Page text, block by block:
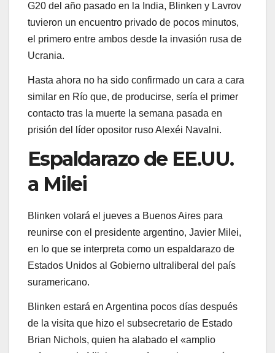
G20 del año pasado en la India, Blinken y Lavrov
tuvieron un encuentro privado de pocos minutos,
el primero entre ambos desde la invasión rusa de
Ucrania.
Hasta ahora no ha sido confirmado un cara a cara
similar en Río que, de producirse, sería el primer
contacto tras la muerte la semana pasada en
prisión del líder opositor ruso Alexéi Navalni.
Espaldarazo de EE.UU.
a Milei
Blinken volará el jueves a Buenos Aires para
reunirse con el presidente argentino, Javier Milei,
en lo que se interpreta como un espaldarazo de
Estados Unidos al Gobierno ultraliberal del país
suramericano.
Blinken estará en Argentina pocos días después
de la visita que hizo el subsecretario de Estado
Brian Nichols, quien ha alabado el «amplio